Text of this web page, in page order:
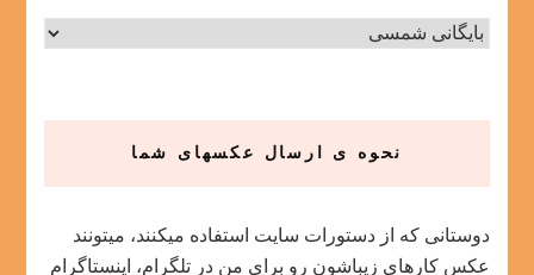
نحوه ی ارسال عکسهای شما
دوستانی که از دستورات سایت استفاده میکنند، میتونند
عکس کارهای زیباشون رو برای من در تلگرام، اینستاگرام